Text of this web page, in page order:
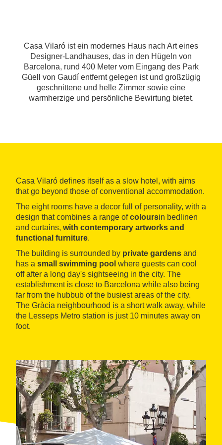
Casa Vilaró ist ein modernes Haus nach Art eines
Designer-Landhauses, das in den Hügeln von
Barcelona, rund 400 Meter vom Eingang des Park
Güell von Gaudí entfernt gelegen ist und großzügig
geschnittene und helle Zimmer sowie eine
warmherzige und persönliche Bewirtung bietet.
Casa Vilaró defines itself as a slow hotel, with aims
that go beyond those of conventional accommodation.
The eight rooms have a decor full of personality, with a
design that combines a range ofcoloursin bedlinen
and curtains, with contemporary artworks and
functional furniture.
The building is surrounded by private gardens and
has a small swimming pool where guests can cool
off after a long day's sightseeing in the city. The
establishment is close to Barcelona while also being
far from the hubbub of the busiest areas of the city.
The Gràcia neighbourhood is a short walk away, while
the Lesseps Metro station is just 10 minutes away on
foot.